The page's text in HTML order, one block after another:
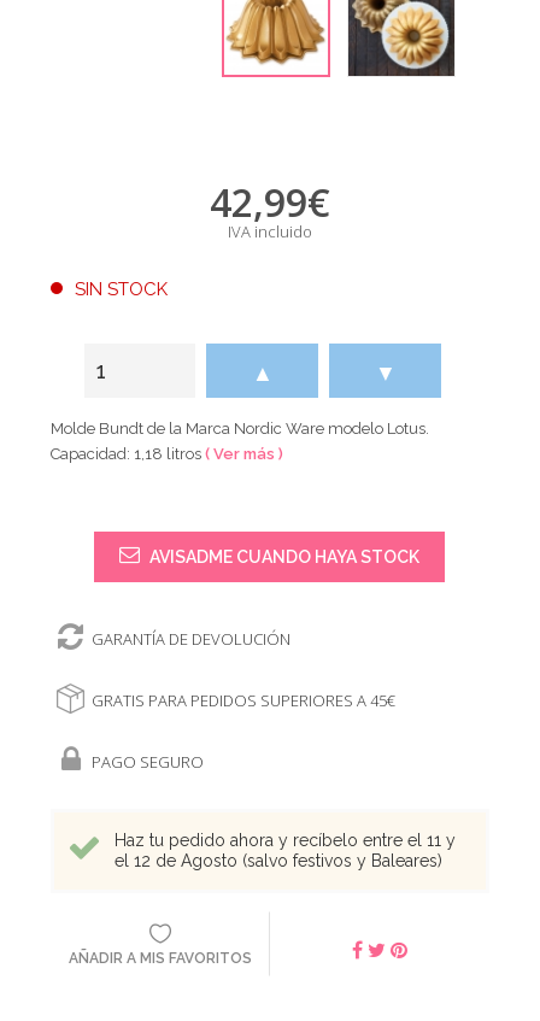
42,99€
IVA incluido
SIN STOCK
▲ ▼
Molde Bundt de la Marca Nordic Ware modelo Lotus.
Capacidad: 1,18 litros( Ver más )
AVISADME CUANDO HAYA STOCK
GARANTÍA DE DEVOLUCIÓN
GRATIS PARA PEDIDOS SUPERIORES A 45€
PAGO SEGURO
Haz tu pedido ahora y recíbelo entre el 11 y
el 12 de Agosto (salvo festivos y Baleares)
AÑADIR A MIS FAVORITOS